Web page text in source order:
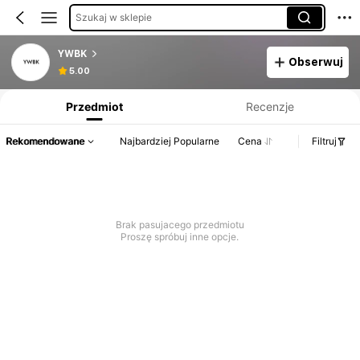
Szukaj w sklepie
YWBK
5.00
Obserwuj
Informacje o produkcie: Ujawnienie ceny, dane dotyczące sprzedaży i stanu magazynowego.
Przedmiot Recenzje
Rekomendowane Najbardziej Popularne Cena Filtruj
Brak pasujacego przedmiotu
Proszę spróbuj inne opcje.